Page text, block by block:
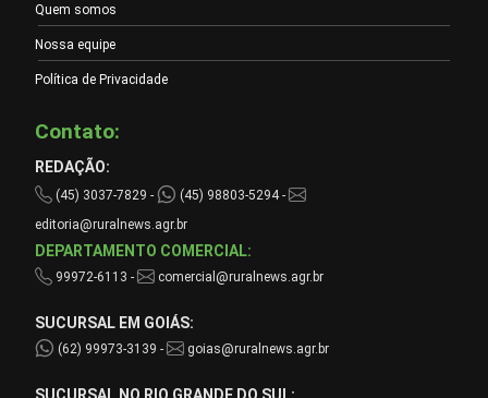
Quem somos
Nossa equipe
Política de Privacidade
Contato:
REDAÇÃO:
(45) 3037-7829 -
(45) 98803-5294 -
editoria@ruralnews.agr.br
DEPARTAMENTO COMERCIAL:
99972-6113 - comercial@ruralnews.agr.br
SUCURSAL EM GOIÁS:
(62) 99973-3139 - goias@ruralnews.agr.br